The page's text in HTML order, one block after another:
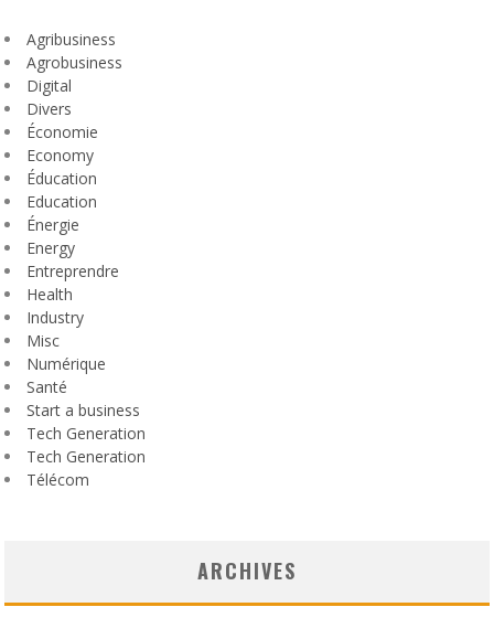
Agribusiness
Agrobusiness
Digital
Divers
Économie
Economy
Éducation
Education
Énergie
Energy
Entreprendre
Health
Industry
Misc
Numérique
Santé
Start a business
Tech Generation
Tech Generation
Télécom
ARCHIVES